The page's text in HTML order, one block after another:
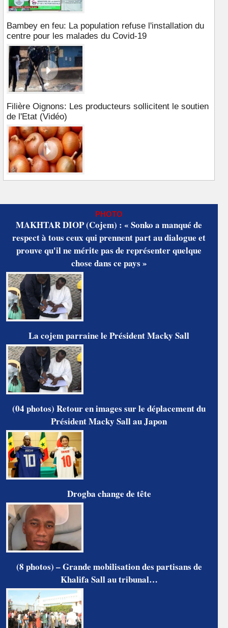
Bambey en feu: La population refuse l'installation du
centre pour les malades du Covid-19
Filière Oignons: Les producteurs sollicitent le soutien
de l'Etat (Vidéo)
PHOTO
MAKHTAR DIOP (Cojem) : « Sonko a manqué de
respect à tous ceux qui prennent part au dialogue et
prouve qu'il ne mérite pas de représenter quelque
chose dans ce pays »
La cojem parraine le Président Macky Sall
(04 photos) Retour en images sur le déplacement du
Président Macky Sall au Japon
Drogba change de tête
(8 photos) – Grande mobilisation des partisans de
Khalifa Sall au tribunal…